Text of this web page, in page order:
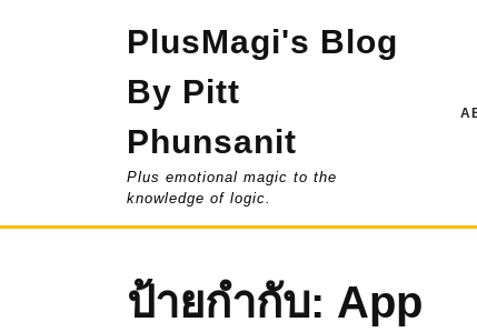
PlusMagi's Blog
By Pitt
Phunsanit
Plus emotional magic to the
knowledge of logic.
ป้ายกำกับ: App